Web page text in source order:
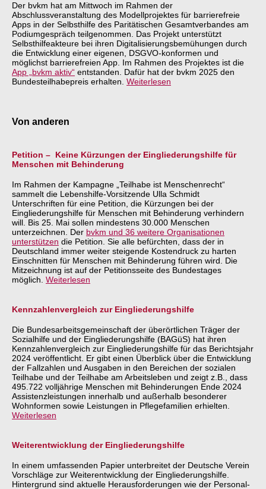
Der bvkm hat am Mittwoch im Rahmen der
Abschlussveranstaltung des Modellprojektes für barrierefreie
Apps in der Selbsthilfe des Paritätischen Gesamtverbandes am
Podiumgespräch teilgenommen. Das Projekt unterstützt
Selbsthilfeakteure bei ihren Digitalisierungsbemühungen durch
die Entwicklung einer eigenen, DSGVO-konformen und
möglichst barrierefreien App. Im Rahmen des Projektes ist die
App „bvkm aktiv“ entstanden. Dafür hat der bvkm 2025 den
Bundesteilhabepreis erhalten. Weiterlesen
Von anderen
Petition – Keine Kürzungen der Eingliederungshilfe für
Menschen mit Behinderung
Im Rahmen der Kampagne „Teilhabe ist Menschenrecht“
sammelt die Lebenshilfe-Vorsitzende Ulla Schmidt
Unterschriften für eine Petition, die Kürzungen bei der
Eingliederungshilfe für Menschen mit Behinderung verhindern
will. Bis 25. Mai sollen mindestens 30.000 Menschen
unterzeichnen. Der bvkm und 36 weitere Organisationen
unterstützen die Petition. Sie alle befürchten, dass der in
Deutschland immer weiter steigende Kostendruck zu harten
Einschnitten für Menschen mit Behinderung führen wird. Die
Mitzeichnung ist auf der Petitionsseite des Bundestages
möglich. Weiterlesen
Kennzahlenvergleich zur Eingliederungshilfe
Die Bundesarbeitsgemeinschaft der überörtlichen Träger der
Sozialhilfe und der Eingliederungshilfe (BAGüS) hat ihren
Kennzahlenvergleich zur Eingliederungshilfe für das Berichtsjahr
2024 veröffentlicht. Er gibt einen Überblick über die Entwicklung
der Fallzahlen und Ausgaben in den Bereichen der sozialen
Teilhabe und der Teilhabe am Arbeitsleben und zeigt z.B., dass
495.722 volljährige Menschen mit Behinderungen Ende 2024
Assistenzleistungen innerhalb und außerhalb besonderer
Wohnformen sowie Leistungen in Pflegefamilien erhielten.
Weiterlesen
Weiterentwicklung der Eingliederungshilfe
In einem umfassenden Papier unterbreitet der Deutsche Verein
Vorschläge zur Weiterentwicklung der Eingliederungshilfe.
Hintergrund sind aktuelle Herausforderungen wie der Personal-